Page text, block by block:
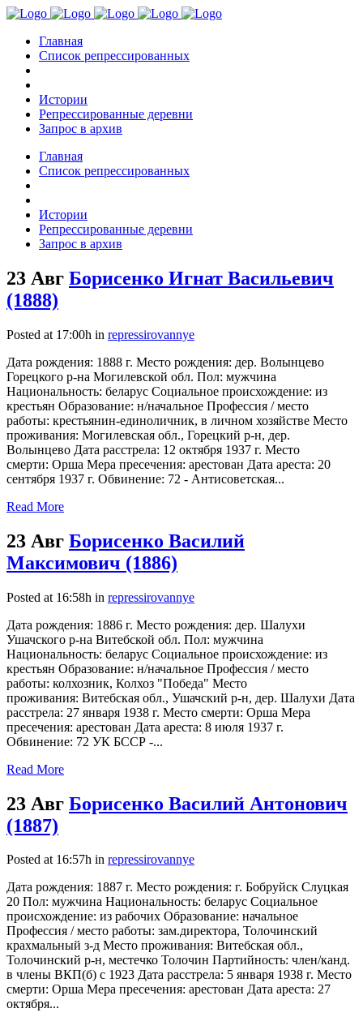
Главная
Список репрессированных
Истории
Репрессированные деревни
Запрос в архив
Главная
Список репрессированных
Истории
Репрессированные деревни
Запрос в архив
23 Авг Борисенко Игнат Васильевич
(1888)
Posted at 17:00h in repressirovannye
Дата рождения: 1888 г. Место рождения: дер. Волынцево
Горецкого р-на Могилевской обл. Пол: мужчина
Национальность: беларус Социальное происхождение: из
крестьян Образование: н/начальное Профессия / место
работы: крестьянин-единоличник, в личном хозяйстве Место
проживания: Могилевская обл., Горецкий р-н, дер.
Волынцево Дата расстрела: 12 октября 1937 г. Место
смерти: Орша Мера пресечения: арестован Дата ареста: 20
сентября 1937 г. Обвинение: 72 - Антисоветская...
Read More
23 Авг Борисенко Василий
Максимович (1886)
Posted at 16:58h in repressirovannye
Дата рождения: 1886 г. Место рождения: дер. Шалухи
Ушачского р-на Витебской обл. Пол: мужчина
Национальность: беларус Социальное происхождение: из
крестьян Образование: н/начальное Профессия / место
работы: колхозник, Колхоз "Победа" Место
проживания: Витебская обл., Ушачский р-н, дер. Шалухи Дата
расстрела: 27 января 1938 г. Место смерти: Орша Мера
пресечения: арестован Дата ареста: 8 июля 1937 г.
Обвинение: 72 УК БССР -...
Read More
23 Авг Борисенко Василий Антонович
(1887)
Posted at 16:57h in repressirovannye
Дата рождения: 1887 г. Место рождения: г. Бобруйск Слуцкая
20 Пол: мужчина Национальность: беларус Социальное
происхождение: из рабочих Образование: начальное
Профессия / место работы: зам.директора, Толочинский
крахмальный з-д Место проживания: Витебская обл.,
Толочинский р-н, местечко Толочин Партийность: член/канд.
в члены ВКП(б) с 1923 Дата расстрела: 5 января 1938 г. Место
смерти: Орша Мера пресечения: арестован Дата ареста: 27
октября...